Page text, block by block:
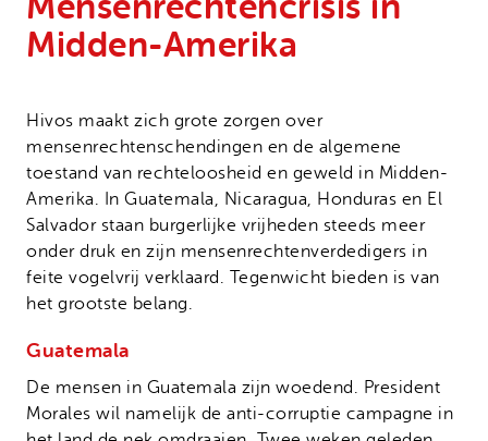
Midden-Amerika
Hivos maakt zich grote zorgen over
mensenrechtenschendingen en de algemene
toestand van rechteloosheid en geweld in Midden-
Amerika. In Guatemala, Nicaragua, Honduras en El
Salvador staan burgerlijke vrijheden steeds meer
onder druk en zijn mensenrechtenverdedigers in
feite vogelvrij verklaard. Tegenwicht bieden is van
het grootste belang.
Guatemala
De mensen in Guatemala zijn woedend. President
Morales wil namelijk de anti-corruptie campagne in
Noodfonds voor activisten
Onze successen
Jaarverslag
Contact